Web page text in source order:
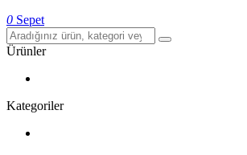
0 Sepet
Ürünler
Kategoriler